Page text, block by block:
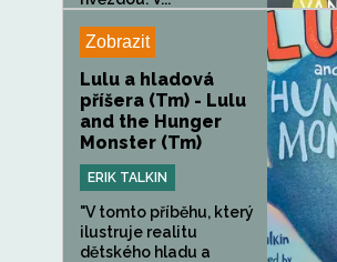
Zobrazit
Lulu a hladová
příšera (Tm) - Lulu
and the Hunger
Monster (Tm)
ERIK TALKIN
"V tomto příběhu, který
ilustruje realitu
dětského hladu a